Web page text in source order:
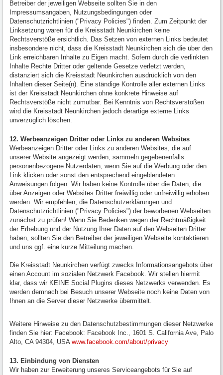
Betreiber der jeweiligen Webseite sollten Sie in den
Impressumsangaben, Nutzungsbedingungen oder
Datenschutzrichtlinien ("Privacy Policies") finden. Zum Zeitpunkt der
Linksetzung waren für die Kreisstadt Neunkirchen keine
Rechtsverstöße ersichtlich. Das Setzen von externen Links bedeutet
insbesondere nicht, dass die Kreisstadt Neunkirchen sich die über den
Link erreichbaren Inhalte zu Eigen macht. Sofern durch die verlinkten
Inhalte Rechte Dritter oder geltende Gesetze verletzt werden,
distanziert sich die Kreisstadt Neunkirchen ausdrücklich von den
Inhalten dieser Seite(n). Eine ständige Kontrolle aller externen Links
ist der Kreisstadt Neunkirchen ohne konkrete Hinweise auf
Rechtsverstöße nicht zumutbar. Bei Kenntnis von Rechtsverstößen
wird die Kreisstadt Neunkirchen jedoch derartige externe Links
unverzüglich löschen.
12. Werbeanzeigen Dritter oder Links zu anderen Websites
Werbeanzeigen Dritter oder Links zu anderen Websites, die auf
unserer Website angezeigt werden, sammeln gegebenenfalls
personenbezogene Nutzerdaten, wenn Sie auf die Werbung oder den
Link klicken oder sonst den entsprechend eingeblendeten
Anweisungen folgen. Wir haben keine Kontrolle über die Daten, die
über Anzeigen oder Websites Dritter freiwillig oder unfreiwillig erhoben
werden. Wir empfehlen, die Datenschutzerklärungen und
Datenschutzrichtlinien ("Privacy Policies") der beworbenen Webseiten
zunächst zu prüfen! Wenn Sie Bedenken wegen der Rechtmäßigkeit
der Erhebung und der Nutzung Ihrer Daten auf den Webseiten Dritter
haben, sollten Sie den Betreiber der jeweiligen Webseite kontaktieren
und uns ggf. eine kurze Mitteilung machen.
Die Kreisstadt Neunkirchen verfügt zwecks Informationsangebots über
einen Account im sozialen Netzwerk Facebook. Wir stellen hiermit
klar, dass wir KEINE Social Plugins dieses Netzwerks verwenden. Es
werden demnach bei Besuch unserer Webseite noch keine Daten von
Ihnen an die Server dieser Netzwerke übermittelt.
Weitere Hinweise zu den Datenschutzbestimmungen dieser Netzwerke
finden Sie hier: Facebook: Facebook Inc., 1601 S. California Ave, Palo
Alto, CA 94304, USA www.facebook.com/about/privacy
13. Einbindung von Diensten
Wir haben zur Erweiterung unseres Serviceangebots für Sie auf